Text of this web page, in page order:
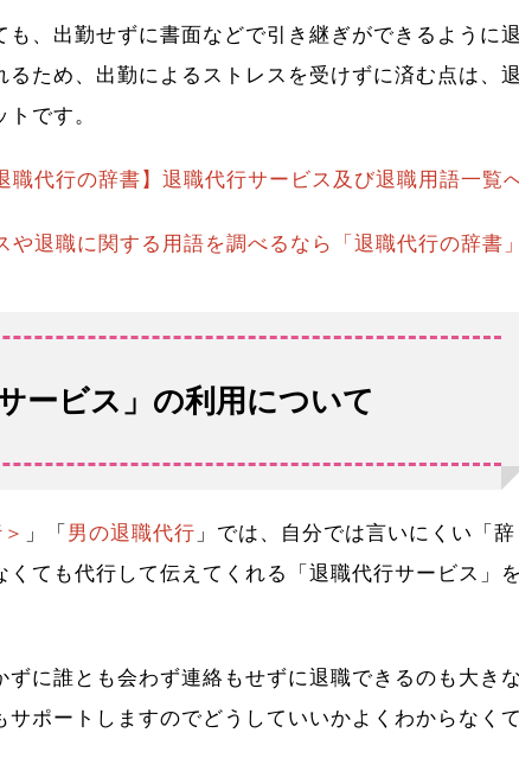
、出勤せずに書面などで引き継ぎができるように退
ため、出勤によるストレスを受けずに済む点は、退
です。
職代行の辞書】退職代行サービス及び退職用語一覧
や退職に関する用語を調べるなら「退職代行の辞書」
ービス」の利用について
」「 男の退職代行 」では、自分では言いにくい「辞
ても代行して伝えてくれる「退職代行サービス」を
に誰とも会わず連絡もせずに退職できるのも大きな
ポートしますのでどうしていいかよくわからなくて